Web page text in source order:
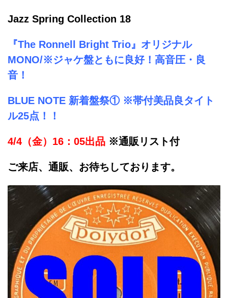
Jazz Spring Collection 18
『The Ronnell Bright Trio』オリジナル
MONO/※ジャケ盤ともに良好！高音圧・良
音！
BLUE NOTE 新着盤祭① ※帯付美品良タイト
ル25点！！
4/4（金）16：05出品 ※通販リスト付
ご来店、通販、お待ちしております。